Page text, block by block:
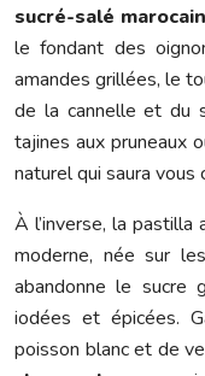
sucré-salé
le fondant des
amandes grillées, le
de la cannelle et du
tajines aux pruneaux
naturel qui saura vous
À l’inverse, la
moderne, née sur
abandonne le sucre
iodées et épicées.
poisson blanc et de